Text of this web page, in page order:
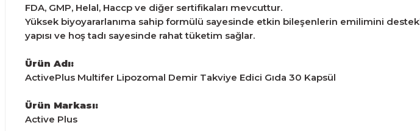
FDA, GMP, Helal, Haccp ve diğer sertifikaları mevcuttur.
Yüksek biyoyararlanıma sahip formülü sayesinde etkin bileşenlerin emilimini
yapısı ve hoş tadı sayesinde rahat tüketim sağlar.
Ürün Adı:
ActivePlus Multifer Lipozomal Demir Takviye Edici Gıda 30 Kapsül
Ürün Markası:
Active Plus